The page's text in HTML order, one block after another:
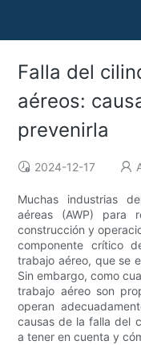
Falla del
aéreos:
prevenirla
2024-12-17
Muchas industrias
aéreas (AWP) para
construcción y
componente crítico
trabajo aéreo, que se
Sin embargo, como
trabajo aéreo son
operan
causas de la falla del
a tener en cuenta y